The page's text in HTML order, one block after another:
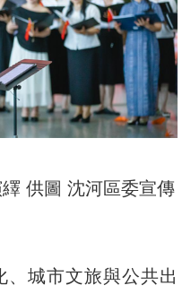
供圖 沈河區委宣傳
城市文旅與公共出